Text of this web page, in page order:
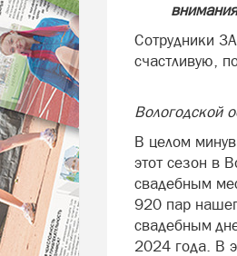
Сотрудники
счастливую,
Вологодской
В целом
этот сезон в
свадебным
920 пар
свадебным
2024 года. В